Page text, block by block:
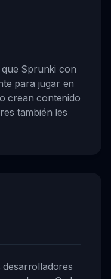
Sprunki con
para jugar en
crean contenido
también les